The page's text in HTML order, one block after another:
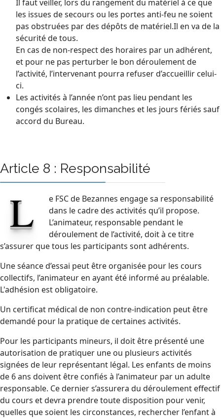
Il faut veiller, lors du rangement du matériel à ce que
les issues de secours ou les portes anti-feu ne soient
pas obstruées par des dépôts de matériel.Il en va de la
sécurité de tous.
En cas de non-respect des horaires par un adhérent,
et pour ne pas perturber le bon déroulement de
l’activité, l’intervenant pourra refuser d’accueillir celui-
ci.
Les activités à l’année n’ont pas lieu pendant les
congés scolaires, les dimanches et les jours fériés sauf
accord du Bureau.
Article 8 : Responsabilité
L
e FSC de Bezannes engage sa responsabilité
dans le cadre des activités qu’il propose.
L’animateur, responsable pendant le
déroulement de l’activité, doit à ce titre
s’assurer que tous les participants sont adhérents.
Une séance d’essai peut être organisée pour les cours
collectifs, l’animateur en ayant été informé au préalable.
L'adhésion est obligatoire.
Un certificat médical de non contre-indication peut être
demandé pour la pratique de certaines activités.
Pour les participants mineurs, il doit être présenté une
autorisation de pratiquer une ou plusieurs activités
signées de leur représentant légal. Les enfants de moins
de 6 ans doivent être confiés à l’animateur par un adulte
responsable. Ce dernier s’assurera du déroulement effectif
du cours et devra prendre toute disposition pour venir,
quelles que soient les circonstances, rechercher l’enfant à